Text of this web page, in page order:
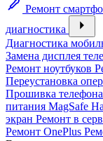
Ремонт
диагностика
Диагностика
Замена дисплея
Ремонт ноутбуков
Переустановка
Прошивка телефона
питания MagSafe
экран Ремонт в
Ремонт OnePlus